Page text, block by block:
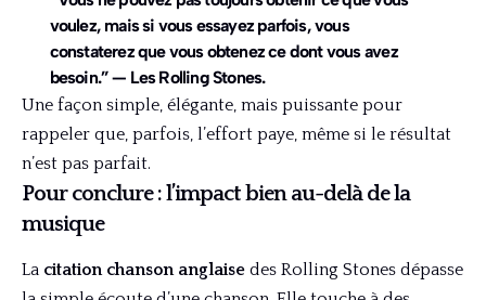
voulez, mais si vous essayez parfois, vous
constaterez que vous obtenez ce dont vous avez
besoin.” — Les Rolling Stones.
Une façon simple, élégante, mais puissante pour
rappeler que, parfois, l’effort paye, même si le résultat
n’est pas parfait.
Pour conclure : l’impact bien au-delà de la
musique
La citation chanson anglaise des Rolling Stones dépasse